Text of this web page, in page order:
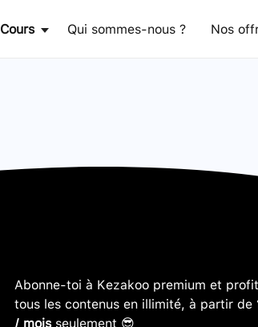
Cours Qui sommes-nous ? Nos
Abonne-toi à Kezakoo premium et
tous les contenus en illimité, à partir de
/ moisseulement 😎